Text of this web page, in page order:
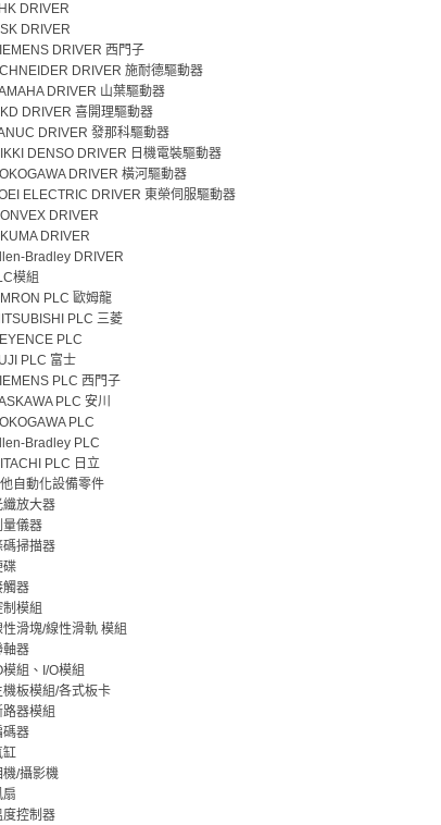
DRIVER
DRIVER
DRIVER 西門子
DRIVER 施耐德驅動器
DRIVER 山葉驅動器
DRIVER 喜開理驅動器
DRIVER 發那科驅動器
DENSO DRIVER 日機電裝驅動器
DRIVER 橫河驅動器
ELECTRIC DRIVER 東榮伺服驅動器
DRIVER
DRIVER
Bradley DRIVER
模組
PLC 歐姆龍
PLC 三菱
PLC
PLC 富士
PLC 西門子
PLC 安川
PLC
Bradley PLC
PLC 日立
自動化設備零件
纖放大器
量儀器
碼掃描器
碟
觸器
制模組
性滑塊/線性滑軌 模組
軸器
模組、I/O模組
機板模組/各式板卡
路器模組
碼器
缸
機/攝影機
扇
度控制器